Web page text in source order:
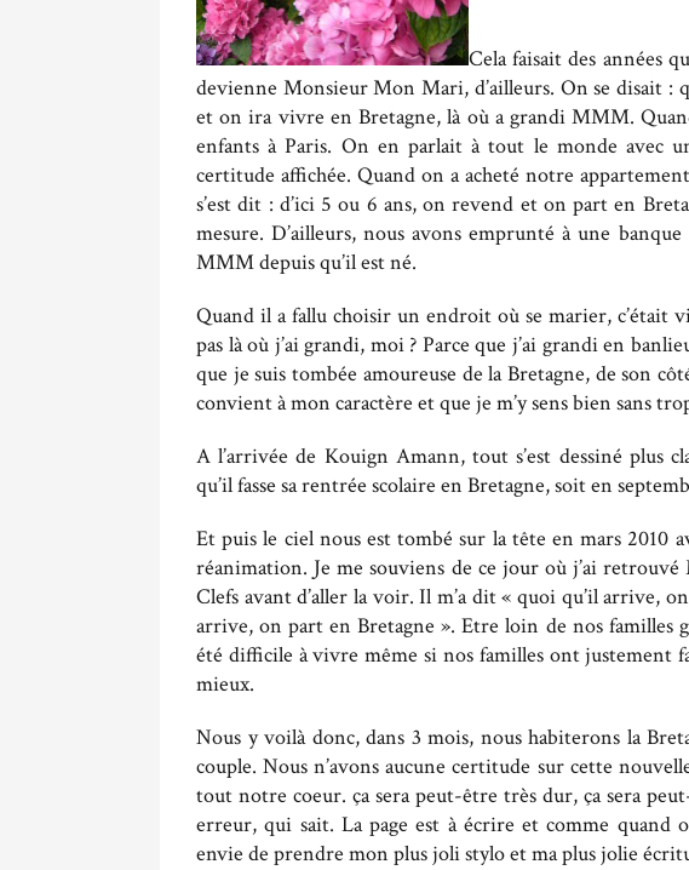
Cela faisait des années
devienne Monsieur Mon Mari, d’ailleurs. On se disait :
et on ira vivre en Bretagne, là où a grandi MMM.
enfants à Paris. On en parlait à tout le monde avec
certitude affichée. Quand on a acheté notre
s’est dit : d’ici 5 ou 6 ans, on revend et on part en
mesure. D’ailleurs, nous avons emprunté à une
MMM depuis qu’il est né.
Quand il a fallu choisir un endroit où se marier, c’était
pas là où j’ai grandi, moi ? Parce que j’ai grandi en
que je suis tombée amoureuse de la Bretagne, de son
convient à mon caractère et que je m’y sens bien sans
A l’arrivée de Kouign Amann, tout s’est dessiné plus
qu’il fasse sa rentrée scolaire en Bretagne, soit en
Et puis le ciel nous est tombé sur la tête en mars 2010
réanimation. Je me souviens de ce jour où j’ai
Clefs avant d’aller la voir. Il m’a dit « quoi qu’il arrive,
arrive, on part en Bretagne ». Etre loin de nos familles
été difficile à vivre même si nos familles ont justement
mieux.
Nous y voilà donc, dans 3 mois, nous habiterons la
couple. Nous n’avons aucune certitude sur cette
tout notre coeur. ça sera peut-être très dur, ça sera
erreur, qui sait. La page est à écrire et comme quand
envie de prendre mon plus joli stylo et ma plus jolie